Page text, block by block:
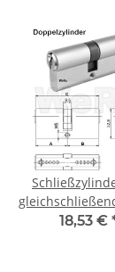
Doppelzylinder
18,53 €